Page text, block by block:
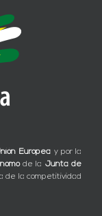
Europea y por la
de la Junta de
de la competitividad